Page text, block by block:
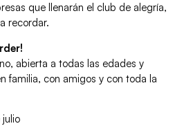
que llenarán el club de alegría,
recordar.
abierta a todas las edades y
familia, con amigos y con toda la
julio